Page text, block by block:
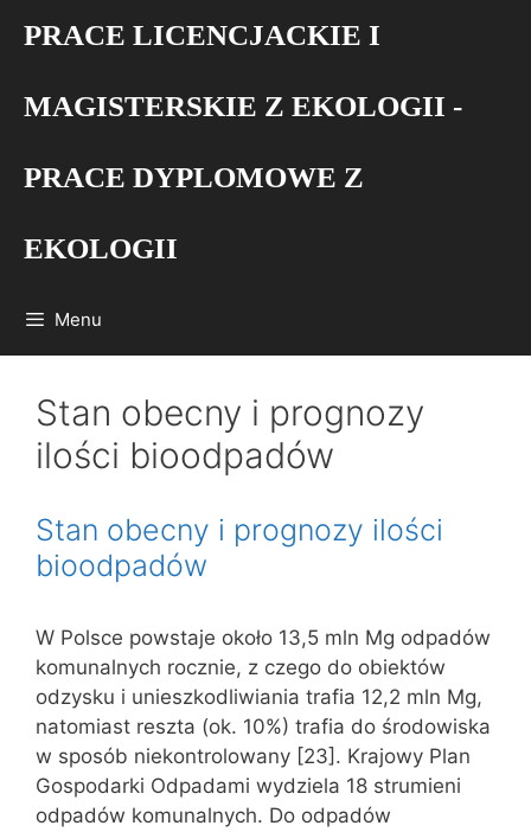
PRACE LICENCJACKIE I
MAGISTERSKIE Z EKOLOGII -
PRACE DYPLOMOWE Z
EKOLOGII
Menu
Stan obecny i prognozy
ilości bioodpadów
Stan obecny i prognozy ilości
bioodpadów
W Polsce powstaje około 13,5 mln Mg odpadów
komunalnych rocznie, z czego do obiektów
odzysku i unieszkodliwiania trafia 12,2 mln Mg,
natomiast reszta (ok. 10%) trafia do środowiska
w sposób niekontrolowany [23]. Krajowy Plan
Gospodarki Odpadami wydziela 18 strumieni
odpadów komunalnych. Do odpadów